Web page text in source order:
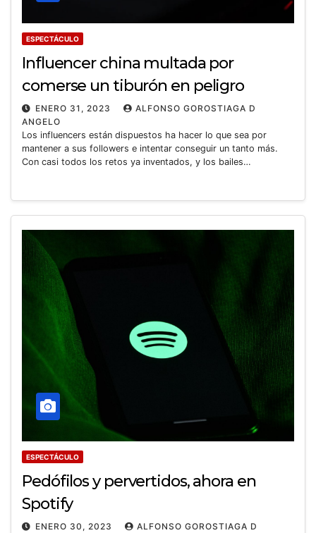
ESPECTÁCULO
Influencer china multada por
comerse un tiburón en peligro
ENERO 31, 2023
ALFONSO GOROSTIAGA D
ANGELO
Los influencers están dispuestos ha hacer lo que sea por
mantener a sus followers e intentar conseguir un tanto más.
Con casi todos los retos ya inventados, y los bailes…
ESPECTÁCULO
Pedófilos y pervertidos, ahora en
Spotify
ENERO 30, 2023
ALFONSO GOROSTIAGA D